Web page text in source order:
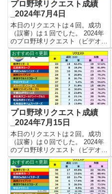
プロ野球リクエスト成績
_2024年7月4日
本日のリクエストは４回。成功
（誤審）は１回でした。 2024年
のプロ野球リクエスト（ビデオ判
定）成績を記録集計しています。
今シーズンのリクエスト成功率は
これで24.0%。リクエスト数312
回、成功75回、失敗237回となり
ました。 【リク...
おすすめ日々更新
プロ野球リクエスト成績
_2024年7月15日
本日のリクエストは２回。成功
（誤審）は０回でした。 2024年
のプロ野球リクエスト（ビデオ判
定）成績を記録集計しています。
今シーズンのリクエスト成功率は
これで23.6%。リクエスト数343
回、成功81回、失敗262回となり
ました。 【リク...
おすすめ日々更新